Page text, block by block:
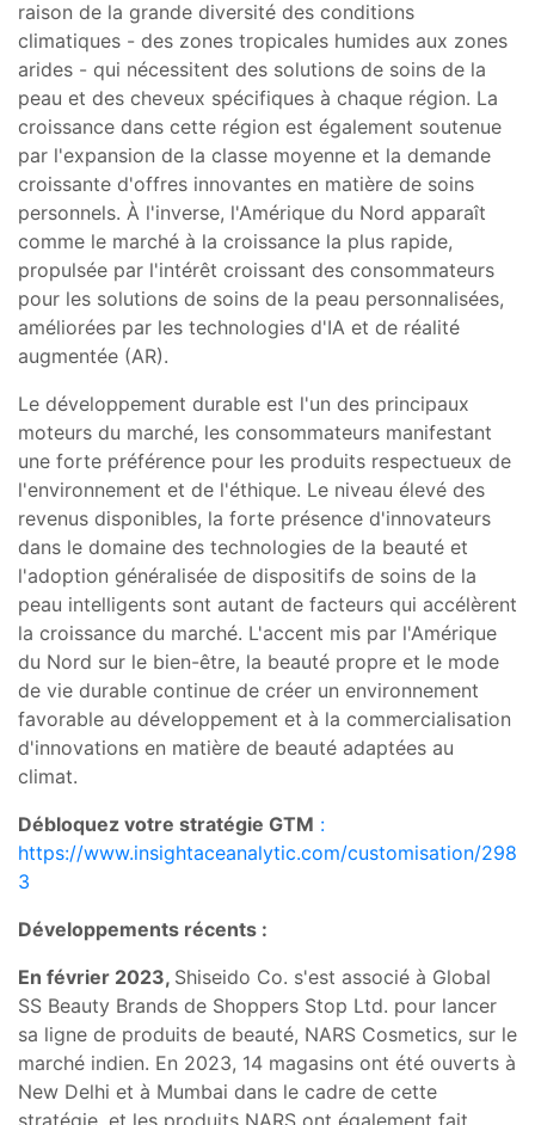
raison de la grande diversité des conditions
climatiques - des zones tropicales humides aux zones
arides - qui nécessitent des solutions de soins de la
peau et des cheveux spécifiques à chaque région. La
croissance dans cette région est également soutenue
par l'expansion de la classe moyenne et la demande
croissante d'offres innovantes en matière de soins
personnels. À l'inverse, l'Amérique du Nord apparaît
comme le marché à la croissance la plus rapide,
propulsée par l'intérêt croissant des consommateurs
pour les solutions de soins de la peau personnalisées,
améliorées par les technologies d'IA et de réalité
augmentée (AR).
Le développement durable est l'un des principaux
moteurs du marché, les consommateurs manifestant
une forte préférence pour les produits respectueux de
l'environnement et de l'éthique. Le niveau élevé des
revenus disponibles, la forte présence d'innovateurs
dans le domaine des technologies de la beauté et
l'adoption généralisée de dispositifs de soins de la
peau intelligents sont autant de facteurs qui accélèrent
la croissance du marché. L'accent mis par l'Amérique
du Nord sur le bien-être, la beauté propre et le mode
de vie durable continue de créer un environnement
favorable au développement et à la commercialisation
d'innovations en matière de beauté adaptées au
climat.
Débloquez votre stratégie GTM :
https://www.insightaceanalytic.com/customisation/298
3
Développements récents :
En février 2023, Shiseido Co. s'est associé à Global
SS Beauty Brands de Shoppers Stop Ltd. pour lancer
sa ligne de produits de beauté, NARS Cosmetics, sur le
marché indien. En 2023, 14 magasins ont été ouverts à
New Delhi et à Mumbai dans le cadre de cette
stratégie, et les produits NARS ont également fait